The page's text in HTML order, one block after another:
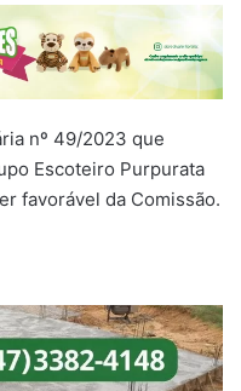
nº 49/2023 que
Escoteiro Purpurata
favorável da Comissão.